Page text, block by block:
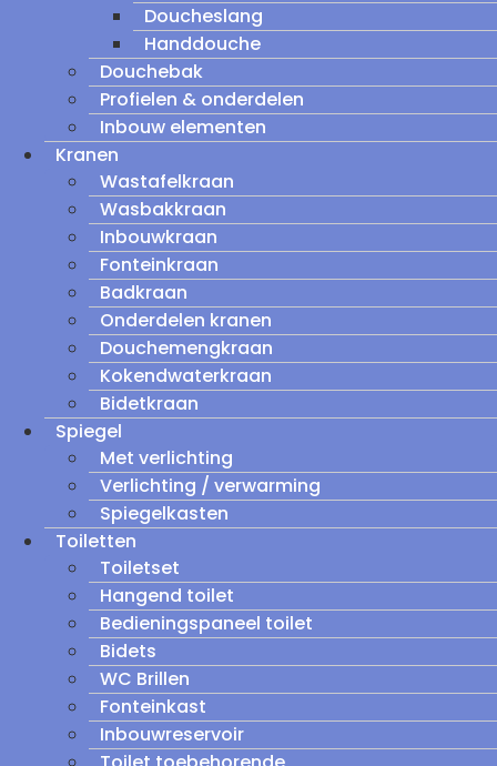
Doucheslang
Handdouche
Douchebak
Profielen & onderdelen
Inbouw elementen
Kranen
Wastafelkraan
Wasbakkraan
Inbouwkraan
Fonteinkraan
Badkraan
Onderdelen kranen
Douchemengkraan
Kokendwaterkraan
Bidetkraan
Spiegel
Met verlichting
Verlichting / verwarming
Spiegelkasten
Toiletten
Toiletset
Hangend toilet
Bedieningspaneel toilet
Bidets
WC Brillen
Fonteinkast
Inbouwreservoir